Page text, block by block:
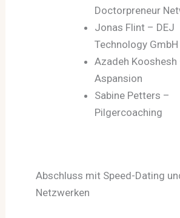
Doctorpreneur
Jonas Flint – DEJ
Technology GmbH
Azadeh Kooshesh
Aspansion
Sabine Petters –
Pilgercoaching
Abschluss mit Speed-Dating
Netzwerken